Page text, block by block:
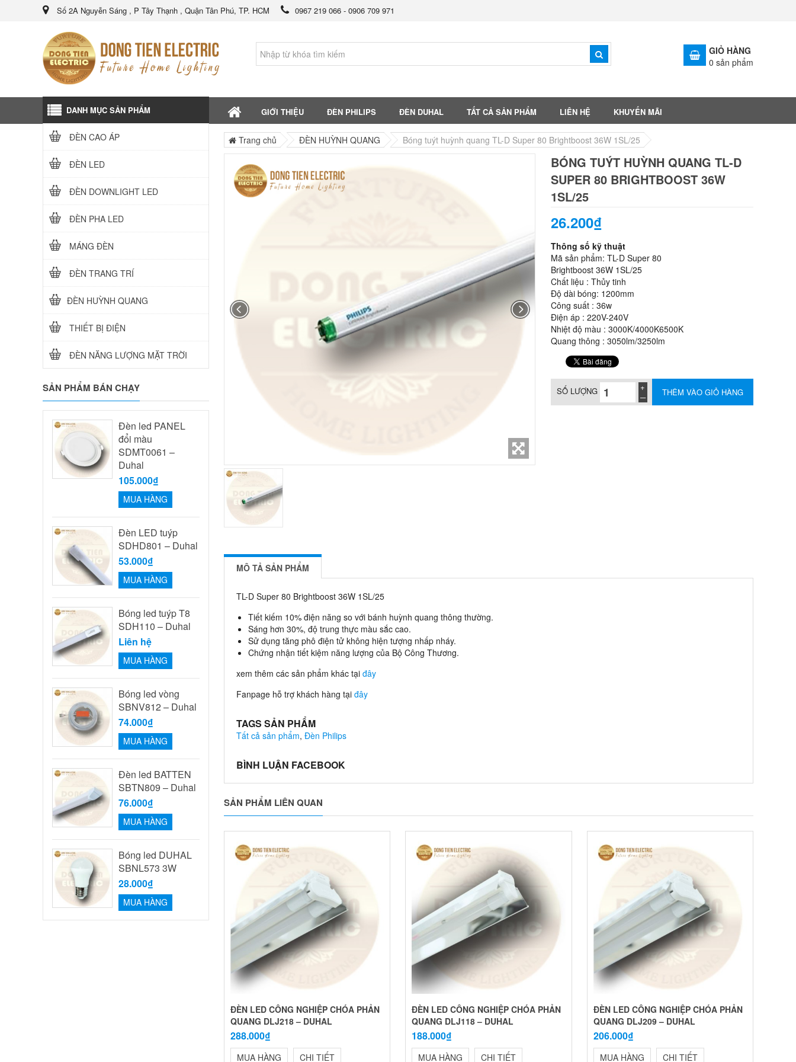
Số 2A Nguyễn Sáng , P Tây Thạnh , Quận Tân Phú, TP. HCM 0967 219 066 - 0906 709 971
GIỎ HÀNG
0 sản phẩm
GIỚI THIỆU ĐÈN PHILIPS ĐÈN DUHAL TẤT CẢ SẢN PHẨM LIÊN HỆ KHUYẾN MÃI
Trang chủ ĐÈN HUỲNH QUANG Bóng tuýt huỳnh quang TL-D Super 80 Brightboost 36W 1SL/25
BÓNG TUÝT HUỲNH QUANG TL-D
SUPER 80 BRIGHTBOOST 36W
1SL/25
26.200₫
Thông số kỹ thuật
Mã sản phẩm: TL-D Super 80
Brightboost 36W 1SL/25
Chất liệu : Thủy tinh
Độ dài bóng: 1200mm
Công suất : 36w
Điện áp : 220V-240V
Nhiệt độ màu : 3000K/4000K6500K
Quang thông : 3050lm/3250lm
SỐ LƯỢNG THÊM VÀO GIỎ HÀNG
MÔ TẢ SẢN PHẨM
TL-D Super 80 Brightboost 36W 1SL/25
Tiết kiếm 10% điện năng so với bánh huỳnh quang thông thường.
Sáng hơn 30%, độ trung thực màu sắc cao.
Sử dụng tăng phô điện tử không hiện tượng nhấp nháy.
Chứng nhận tiết kiệm năng lượng của Bộ Công Thương.
xem thêm các sản phẩm khác tạiđây
Fanpage hỗ trợ khách hàng tạiđây
TAGS SẢN PHẨM
Tất cả sản phẩm,Đèn Philips
BÌNH LUẬN FACEBOOK
SẢN PHẨM LIÊN QUAN
ĐÈN LED CÔNG NGHIỆP CHÓA PHẢN
QUANG DLJ218 – DUHAL
288.000₫
MUA HÀNG CHI TIẾT
ĐÈN LED CÔNG NGHIỆP CHÓA PHẢN
QUANG DLJ118 – DUHAL
188.000₫
MUA HÀNG CHI TIẾT
ĐÈN LED CÔNG NGHIỆP CHÓA PHẢN
QUANG DLJ209 – DUHAL
206.000₫
MUA HÀNG CHI TIẾT
DANH MỤC SẢN PHẨM
ĐÈN CAO ÁP
ĐÈN LED
ĐÈN DOWNLIGHT LED
ĐÈN PHA LED
MÁNG ĐÈN
ĐÈN TRANG TRÍ
ĐÈN HUỲNH QUANG
THIẾT BỊ ĐIỆN
ĐÈN NĂNG LƯỢNG MẶT TRỜI
SẢN PHẨM BÁN CHẠY
Đèn led PANEL
đổi màu
SDMT0061 –
Duhal
105.000₫
MUA HÀNG
Đèn LED tuýp
SDHD801 – Duhal
53.000₫
MUA HÀNG
Bóng led tuýp T8
SDH110 – Duhal
Liên hệ
MUA HÀNG
Bóng led vòng
SBNV812 – Duhal
74.000₫
MUA HÀNG
Đèn led BATTEN
SBTN809 – Duhal
76.000₫
MUA HÀNG
Bóng led DUHAL
SBNL573 3W
28.000₫
MUA HÀNG